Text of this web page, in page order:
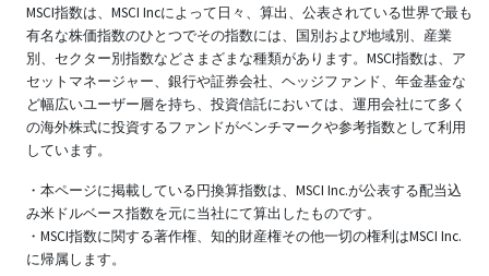
MSCI指数は、MSCI Incによって日々、算出、公表されている世界で最も
有名な株価指数のひとつでその指数には、国別および地域別、産業
別、セクター別指数などさまざまな種類があります。MSCI指数は、ア
セットマネージャー、銀行や証券会社、ヘッジファンド、年金基金な
ど幅広いユーザー層を持ち、投資信託においては、運用会社にて多く
の海外株式に投資するファンドがベンチマークや参考指数として利用
しています。
・本ページに掲載している円換算指数は、MSCI Inc.が公表する配当込
み米ドルベース指数を元に当社にて算出したものです。
・MSCI指数に関する著作権、知的財産権その他一切の権利はMSCI Inc.
に帰属します。